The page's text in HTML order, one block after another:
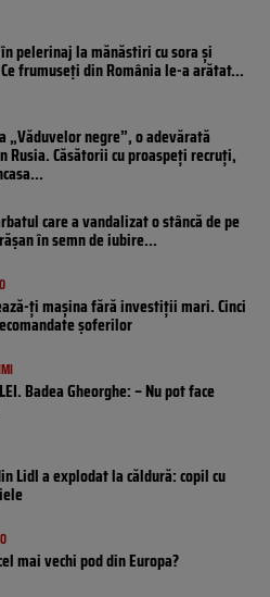
pelerinaj la mănăstiri cu sora și
frumuseți din România le-a arătat...
„Văduvelor negre”, o adevărată
Rusia. Căsătorii cu proaspeți recruți,
care a vandalizat o stâncă de pe
în semn de iubire...
ți mașina fără investiții mari. Cinci
șoferilor
Badea Gheorghe: – Nu pot face
Lidl a explodat la căldură: copil cu
mai vechi pod din Europa?